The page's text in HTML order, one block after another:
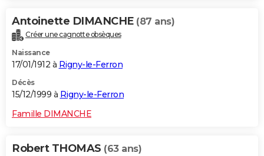
Antoinette DIMANCHE (87 ans)
Créer une cagnotte obsèques
Naissance
17/01/1912 à Rigny-le-Ferron
Décès
15/12/1999 à Rigny-le-Ferron
Famille DIMANCHE
Robert THOMAS (63 ans)